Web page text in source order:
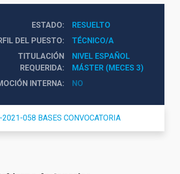
ESTADO
RESUELTO
DEL PUESTO
TÉCNICO/A
TITULACIÓN
REQUERIDA
NIVEL ESPAÑOL
MÁSTER (MECES 3)
INTERNA
NO
2021-058 BASES CONVOCATORIA